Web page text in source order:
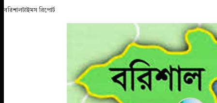
বরিশালটাইমস রিপোর্ট